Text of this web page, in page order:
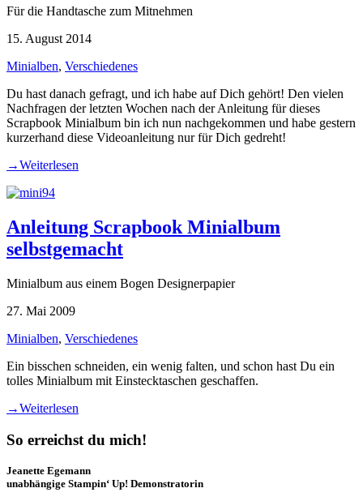
Für die Handtasche zum Mitnehmen
15. August 2014
Minialben, Verschiedenes
Du hast danach gefragt, und ich habe auf Dich gehört! Den vielen
Nachfragen der letzten Wochen nach der Anleitung für dieses
Scrapbook Minialbum bin ich nun nachgekommen und habe gestern
kurzerhand diese Videoanleitung nur für Dich gedreht!
→Weiterlesen
Anleitung Scrapbook Minialbum
selbstgemacht
Minialbum aus einem Bogen Designerpapier
27. Mai 2009
Minialben, Verschiedenes
Ein bisschen schneiden, ein wenig falten, und schon hast Du ein
tolles Minialbum mit Einstecktaschen geschaffen.
→Weiterlesen
So erreichst du mich!
Jeanette Egemann
unabhängige Stampin‘ Up! Demonstratorin